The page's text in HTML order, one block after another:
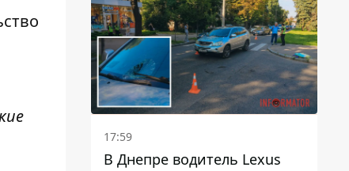
17:59
В Днепре водитель Lexus